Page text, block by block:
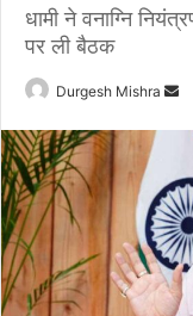
धामी ने वनाग्नि
पर ली बैठक
Durgesh Mishra